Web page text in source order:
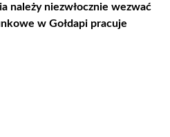
należy niezwłocznie wezwać
w Gołdapi pracuje